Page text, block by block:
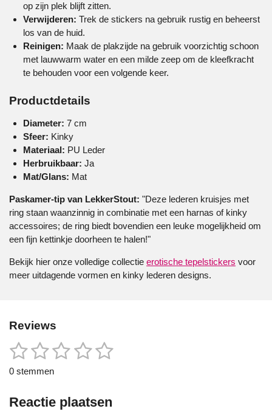
op zijn plek blijft zitten.
Verwijderen: Trek de stickers na gebruik rustig en beheerst
los van de huid.
Reinigen: Maak de plakzijde na gebruik voorzichtig schoon
met lauwwarm water en een milde zeep om de kleefkracht
te behouden voor een volgende keer.
Productdetails
Diameter: 7 cm
Sfeer: Kinky
Materiaal: PU Leder
Herbruikbaar: Ja
Mat/Glans: Mat
Paskamer-tip van LekkerStout: "Deze lederen kruisjes met
ring staan waanzinnig in combinatie met een harnas of kinky
accessoires; de ring biedt bovendien een leuke mogelijkheid om
een fijn kettinkje doorheen te halen!"
Bekijk hier onze volledige collectie erotische tepelstickers voor
meer uitdagende vormen en kinky lederen designs.
Reviews
R
a
t
n
1
s
e
2
s
e
3
s
e
4
e
5
e
S
0 stemmen
Reactie plaatsen